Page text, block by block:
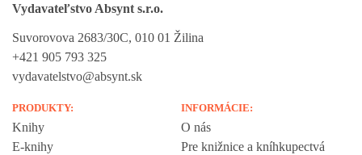
Vydavateľstvo Absynt s.r.o.
Suvorovova 2683/30C, 010 01 Žilina
+421 905 793 325
vydavatelstvo@absynt.sk
PRODUKTY:
Knihy
E-knihy
INFORMÁCIE:
O nás
Pre knižnice a kníhkupectvá